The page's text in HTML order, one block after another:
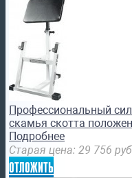
Профессиональный
скамья скотта
Подробнее
Старая цена: 29 756
отложить